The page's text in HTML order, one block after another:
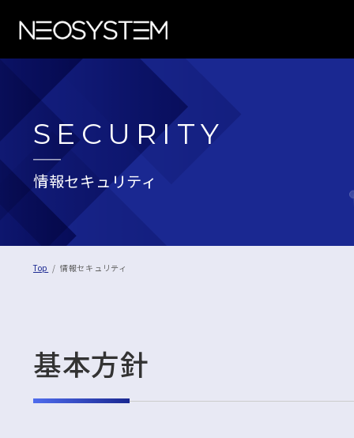
SECURITY
情報セキュリティ
Top 情報セキュリティ
基本方針